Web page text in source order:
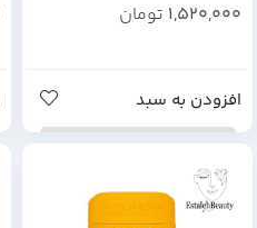
1,520,000 تومان
افزودن به سبد